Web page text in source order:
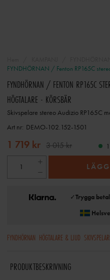
FYNDHÖRNAN / Fenton RP165C
FYNDHÖRNAN / FENTON RP165C
HÖGTALARE - KÖRSBÄR
Skivspelare stereo Audizio RP165C
Art nr: DEMO-102.152-1501
1 719 kr 3 015 kr
✓Trygga
FYNDHÖRNAN HÖGTALARE & LJUD
PRODUKTBESKRIVNING